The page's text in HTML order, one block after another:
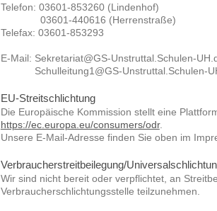
Telefon: 03601-853260 (Lindenhof)
03601-440616 (Herrenstraße)
Telefax: 03601-853293
E-Mail: Sekretariat@GS-Unstruttal.Schulen-
Schulleitung1@GS-Unstruttal.Schulen-
EU-Streitschlichtung
Die Europäische Kommission stellt eine
https://ec.europa.eu/consumers/odr.
Unsere E-Mail-Adresse finden Sie oben im
Verbraucher­streit­beilegung/
Wir sind nicht bereit oder verpflichtet, an
Verbraucherschlichtungsstelle teilzunehmen.